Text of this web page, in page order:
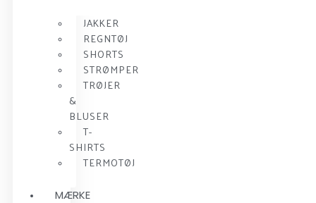
JAKKER
REGNTØJ
SHORTS
STRØMPER
TRØJER
&
BLUSER
T-
SHIRTS
TERMOTØJ
MÆRKE